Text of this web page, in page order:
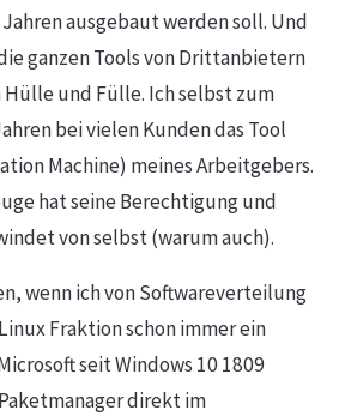
ausgebaut werden soll. Und
ganzen Tools von Drittanbietern
Hülle und Fülle. Ich selbst zum
bei vielen Kunden das Tool
Machine) meines Arbeitgebers.
hat seine Berechtigung und
von selbst (warum auch).
wenn ich von Softwareverteilung
Fraktion schon immer ein
seit Windows 10 1809
direkt im